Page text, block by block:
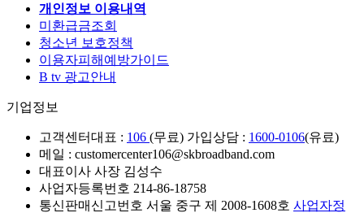
개인정보 이용내역
미환급금조회
청소년 보호정책
이용자피해예방가이드
B tv 광고안내
기업정보
고객센터대표 : 106 (무료) 가입상담 : 1600-0106(유료)
메일 : customercenter106@skbroadband.com
대표이사 사장 김성수
사업자등록번호 214-86-18758
통신판매신고번호 서울 중구 제 2008-1608호 사업자정